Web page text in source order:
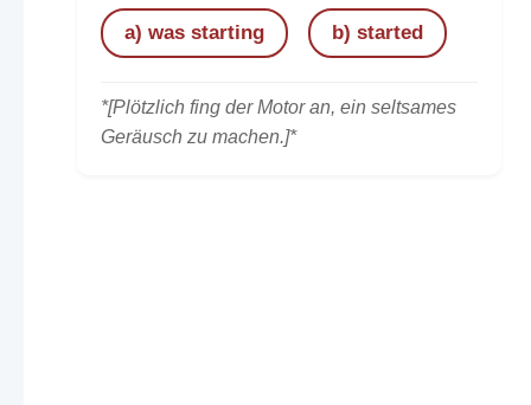
a) was starting b) started
*[Plötzlich fing der Motor an, ein seltsames
Geräusch zu machen.]*